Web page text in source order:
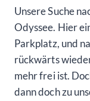
Unsere Suche
Odyssee. Hier
Parkplatz, und
rückwärts
mehr frei ist.
dann doch zu